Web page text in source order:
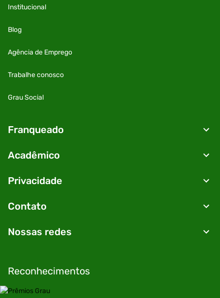
Institucional
Blog
Agência de Emprego
Trabalhe conosco
Grau Social
Franqueado
Acadêmico
Privacidade
Contato
Nossas redes
Reconhecimentos